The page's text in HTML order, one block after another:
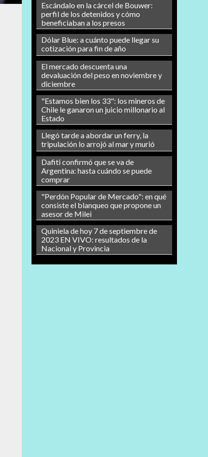
Escándalo en la cárcel de Bouwer:
perfil de los detenidos y cómo
beneficiaban a los presos
Dólar Blue: a cuánto puede llegar su
cotización para fin de año
El mercado descuenta una
devaluación del peso en noviembre y
diciembre
"Estamos bien los 33": los mineros de
Chile le ganaron un juicio millonario al
Estado
Llegó tarde a abordar un ferry, la
tripulación lo arrojó al mar y murió
Dafiti confirmó que se va de
Argentina: hasta cuándo se puede
comprar
"Perdón Popular de Mercado": en qué
consiste el blanqueo que propone un
asesor de Milei
Quiniela de hoy 7 de septiembre de
2023 EN VIVO: resultados de la
Nacional y Provincia